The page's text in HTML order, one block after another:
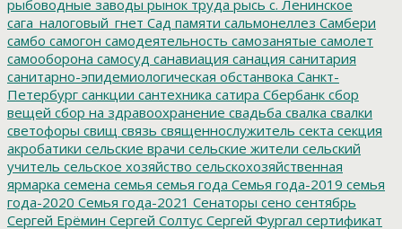
рыбоводные заводы рынок труда рысь с. Ленинское
сага_налоговый_гнет Сад памяти сальмонеллез Самбери
самбо самогон самодеятельность самозанятые самолет
самооборона самосуд санавиация санация санитария
санитарно-эпидемиологическая обстанвока Санкт-
Петербург санкции сантехника сатира Сбербанк сбор
вещей сбор на здравоохранение свадьба свалка свалки
светофоры свищ связь священнослужитель секта секция
акробатики сельские врачи сельские жители сельский
учитель сельское хозяйство сельскохозяйственная
ярмарка семена семья семья года Семья года-2019 семья
года-2020 Семья года-2021 Сенаторы сено сентябрь
Сергей Ерёмин Сергей Солтус Сергей Фургал сертификат